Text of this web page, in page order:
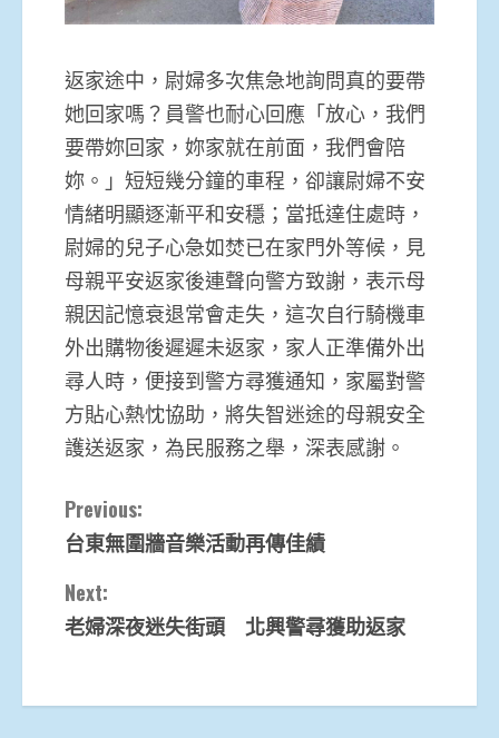
返家途中，尉婦多次焦急地詢問真的要帶
她回家嗎？員警也耐心回應「放心，我們
要帶妳回家，妳家就在前面，我們會陪
妳。」短短幾分鐘的車程，卻讓尉婦不安
情緒明顯逐漸平和安穩；當抵達住處時，
尉婦的兒子心急如焚已在家門外等候，見
母親平安返家後連聲向警方致謝，表示母
親因記憶衰退常會走失，這次自行騎機車
外出購物後遲遲未返家，家人正準備外出
尋人時，便接到警方尋獲通知，家屬對警
方貼心熱忱協助，將失智迷途的母親安全
護送返家，為民服務之舉，深表感謝。
Continue
Reading
Previous:
台東無圍牆音樂活動再傳佳績
Next:
老婦深夜迷失街頭 北興警尋獲助返家